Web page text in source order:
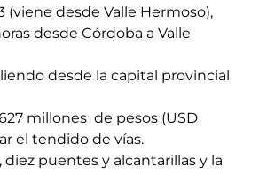
(viene desde Valle Hermoso),
desde Córdoba a Valle
desde la capital provincial
millones de pesos (USD
el tendido de vías.
puentes y alcantarillas y la